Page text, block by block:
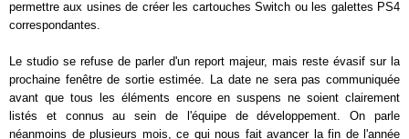
permettre aux usines de créer les cartouches Switch ou les galettes PS4
correspondantes.
Le studio se refuse de parler d'un report majeur, mais reste évasif sur la
prochaine fenêtre de sortie estimée. La date ne sera pas communiquée
avant que tous les éléments encore en suspens ne soient clairement
listés et connus au sein de l'équipe de développement. On parle
néanmoins de plusieurs mois, ce qui nous fait avancer la fin de l'année